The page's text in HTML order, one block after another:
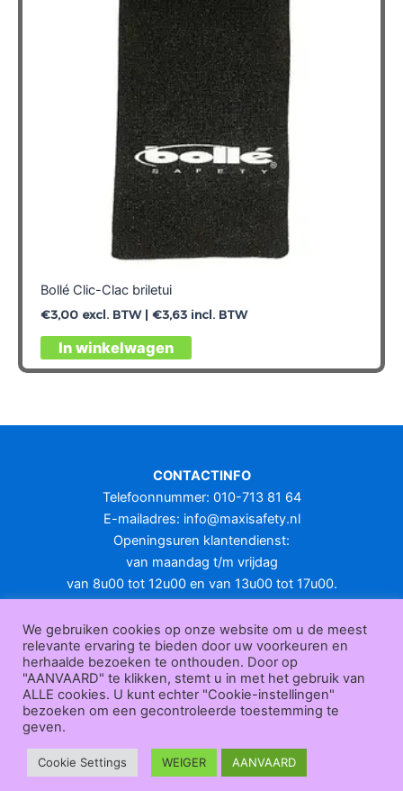
Bollé Clic-Clac briletui
€3,00excl. BTW | €3,63incl. BTW
In winkelwagen
CONTACTINFO
Telefoonnummer: 010-713 81 64
E-mailadres: info@maxisafety.nl
Openingsuren klantendienst:
van maandag t/m vrijdag
van 8u00 tot 12u00 en van 13u00 tot 17u00.
KLANTENSERVICE
Over
ons|Bedrijfsgegevens| F.A.Q.|Bestelprocedure | Betaling
ending | Retourneren|Herroepingsrecht|Herroepingsfunctie
ederverkoop|Bedrukken|Contact
Algemene voorwaarden
Maxisafety.nl © 2026
We gebruiken cookies op onze website om u de meest
relevante ervaring te bieden door uw voorkeuren en
herhaalde bezoeken te onthouden. Door op
"AANVAARD" te klikken, stemt u in met het gebruik van
ALLE cookies. U kunt echter "Cookie-instellingen"
bezoeken om een gecontroleerde toestemming te
geven.
Cookie Settings WEIGER AANVAARD